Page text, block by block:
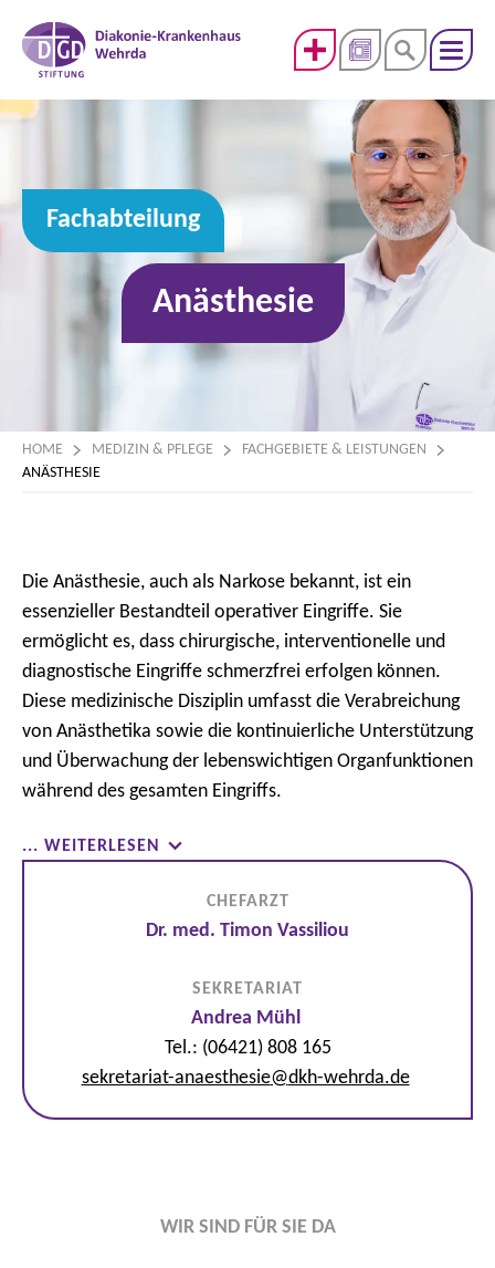
Fachabteilung
Anästhesie
HOME MEDIZIN & PFLEGE
FACHGEBIETE & LEISTUNGEN
ANÄSTHESIE
Die Anästhesie, auch als Narkose bekannt, ist ein
essenzieller Bestandteil operativer Eingriffe. Sie
ermöglicht es, dass chirurgische, interventionelle und
diagnostische Eingriffe schmerzfrei erfolgen können.
Diese medizinische Disziplin umfasst die Verabreichung
von Anästhetika sowie die kontinuierliche Unterstützung
und Überwachung der lebenswichtigen Organfunktionen
während des gesamten Eingriffs.
... WEITERLESEN
CHEFARZT
Dr. med. Timon Vassiliou
SEKRETARIAT
Andrea Mühl
Tel.: (06421) 808 165
sekretariat-anaesthesie@dkh-wehrda.de
WIR SIND FÜR SIE DA